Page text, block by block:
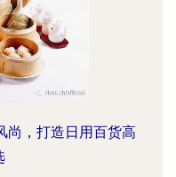
尚，打造日用百货高